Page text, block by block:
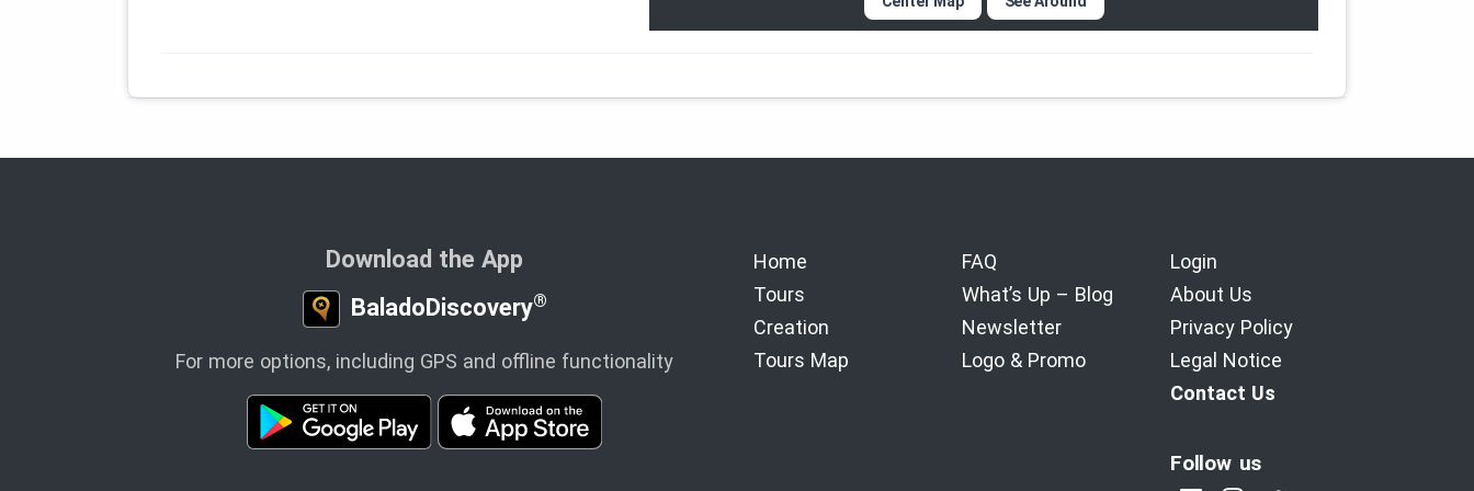
Download the App
BaladoDiscovery®
For more options, including GPS and offline functionality
Home
Tours
Creation
Tours Map
FAQ
What’s Up – Blog
Newsletter
Logo & Promo
Login
About Us
Privacy Policy
Legal Notice
Contact Us
Follow us